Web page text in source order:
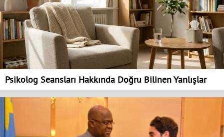
Psikolog Seansları Hakkında Doğru Bilinen Yanlışlar